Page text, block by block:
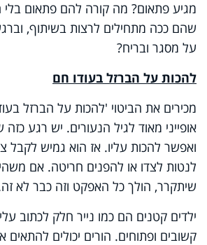
מגיע פתאום? מה קורה להם פתאום
שהם ככה מתחילים לרצות בשיתוף,
על מסגר ובריח?
להכות על הברזל בעודו חם
מכירים את הביטוי 'להכות על הברזל
אופייני מאוד לגיל הנעורים. יש רגע
ואפשר להכות עליו. אז הוא גמיש לקבל
לנטות לצדו או להפנים חריטה. אם
שיתקרר, הולך כל האפקט וזה כבר לא
ילדים קטנים הם כמו נייר חלק לכתוב
קשובים ופתוחים. הורים יכולים להתאים